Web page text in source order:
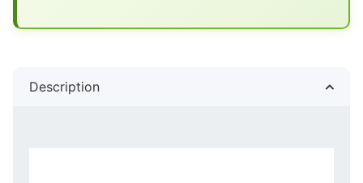
Description